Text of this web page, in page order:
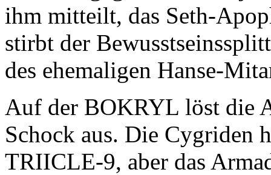
ihm mitteilt, das Seth-
stirbt der
des ehemaligen Hanse-
Auf der BOKRYL löst die
Schock aus. Die Cygriden
TRIICLE-9, aber das